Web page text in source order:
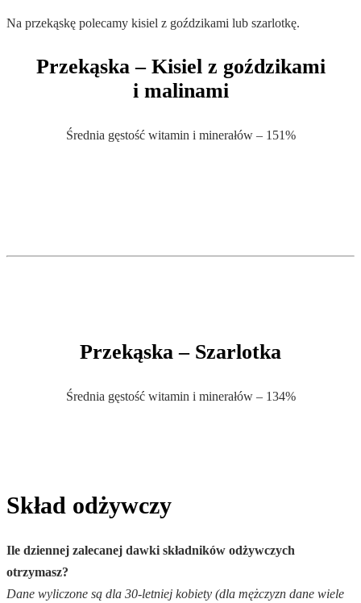
Na przekąskę polecamy kisiel z goździkami lub szarlotkę.
Przekąska – Kisiel z goździkami
i malinami
Średnia gęstość witamin i minerałów – 151%
Przekąska – Szarlotka
Średnia gęstość witamin i minerałów – 134%
Skład odżywczy
Ile dziennej zalecanej dawki składników odżywczych
otrzymasz?
Dane wyliczone są dla 30-letniej kobiety (dla mężczyzn dane wiele